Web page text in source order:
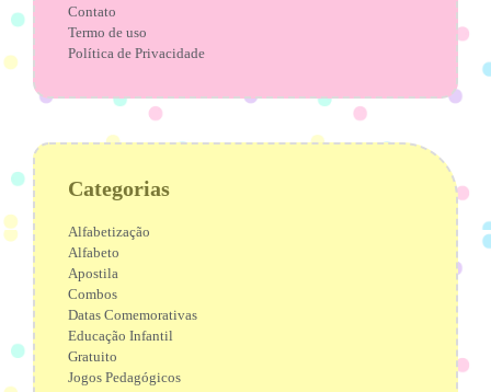
Contato
Termo de uso
Política de Privacidade
Categorias
Alfabetização
Alfabeto
Apostila
Combos
Datas Comemorativas
Educação Infantil
Gratuito
Jogos Pedagógicos